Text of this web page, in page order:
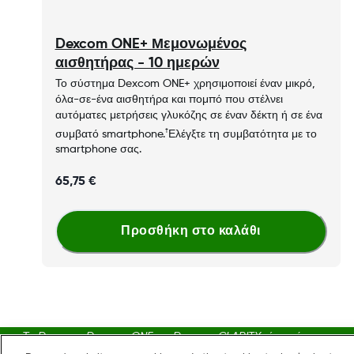
​​​Dexcom ONE+ Μεμονωμένος
αισθητήρας - 10 ημερών
Το σύστημα Dexcom ONE+ χρησιμοποιεί έναν μικρό,
όλα-σε-ένα αισθητήρα και πομπό που στέλνει
αυτόματες μετρήσεις γλυκόζης σε έναν δέκτη ή σε ένα
συμβατό smartphone.† Ελέγξτε τη συμβατότητα με το
smartphone σας.
65,75 €
Προσθήκη στο καλάθι
Τα Dexcom, Dexcom ONE και Dexcom CLARITY είναι σήματα